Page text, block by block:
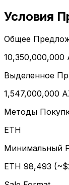
Условия
Общее
10,350,000,000
Выделенное
1,547,000,000
Методы
ETH
Минимальный
ETH 98,493